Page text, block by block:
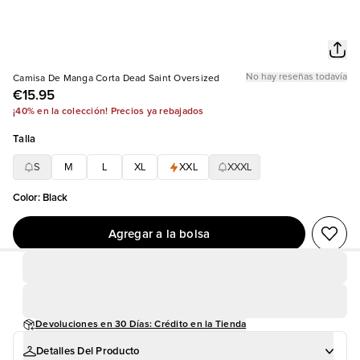
Camisa De Manga Corta Dead Saint Oversized
€15.95
No hay reseñas todavía
¡40% en la colección! Precios ya rebajados
Talla
S M XL XXL XXXL
Color: Black
Agregar a la bolsa
Devoluciones en 30 Días: Crédito en la Tienda
Detalles Del Producto